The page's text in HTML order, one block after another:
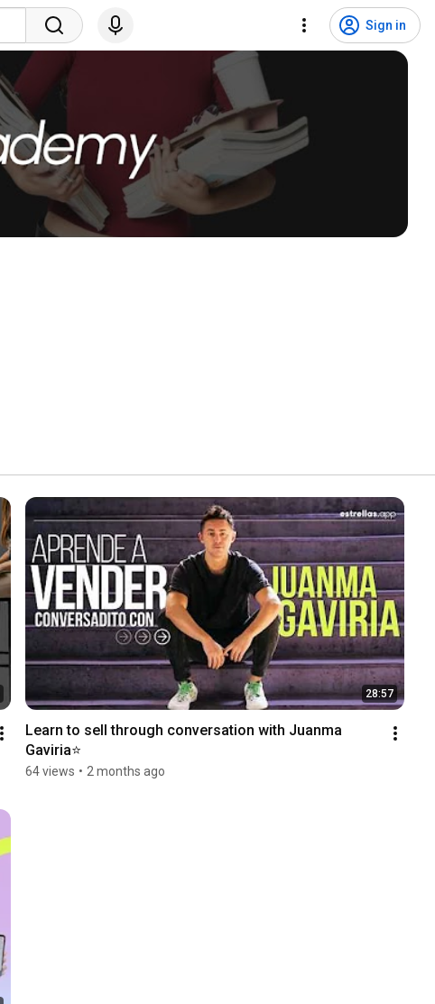
Sign in
28:57
Learn to sell through conversation with Juanma
Gaviria⭐
64 views • 2 months ago